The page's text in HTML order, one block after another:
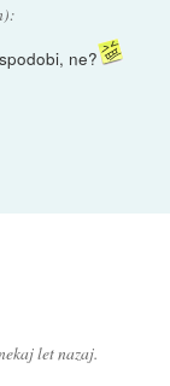
ne?
let nazaj.